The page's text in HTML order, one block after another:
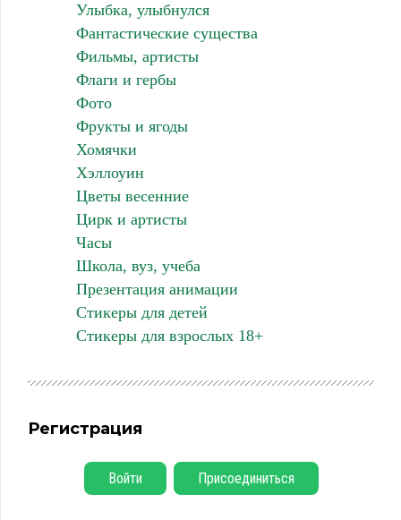
Улыбка, улыбнулся
Фантастические существа
Фильмы, артисты
Флаги и гербы
Фото
Фрукты и ягоды
Хомячки
Хэллоуин
Цветы весенние
Цирк и артисты
Часы
Школа, вуз, учеба
Презентация анимации
Стикеры для детей
Стикеры для взрослых 18+
Регистрация
Войти Присоединиться